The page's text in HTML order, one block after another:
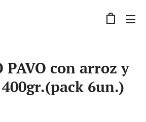
PAVO con arroz y
6un.)